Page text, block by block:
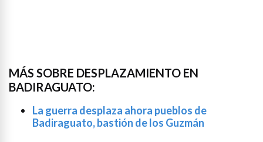
MÁS SOBRE DESPLAZAMIENTO EN
BADIRAGUATO:
La guerra desplaza ahora pueblos de
Badiraguato, bastión de los Guzmán